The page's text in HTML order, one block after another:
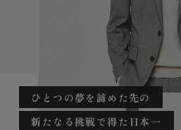
ひとつの夢を諦めた先の
新たなる挑戦で得た日本一